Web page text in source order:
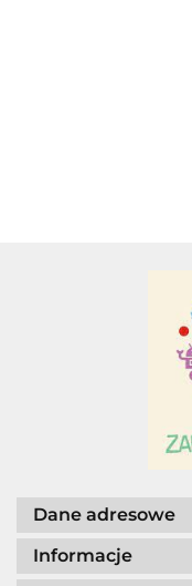
Dane adresowe
Informacje